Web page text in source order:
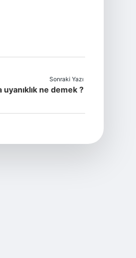
Sonraki Yazı
uyanıklık ne demek ?